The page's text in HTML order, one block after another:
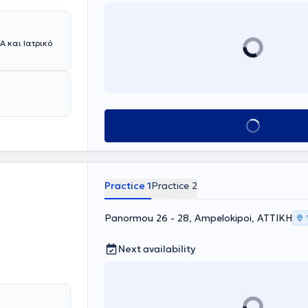
ενώ έκανε
πάνω
και Ιατρικό
Book appointment
Practice 1Practice 2
Panormou 26 - 28, Ampelokipoi, ΑΤΤΙΚΗ
Next availability